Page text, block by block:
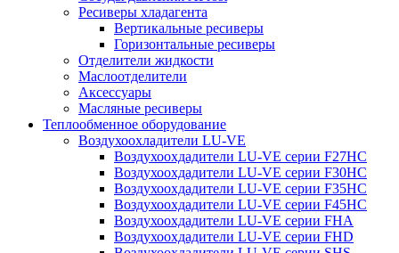
Ресиверы хладагента
Вертикальные ресиверы
Горизонтальные ресиверы
Отделители жидкости
Маслоотделители
Аксессуары
Масляные ресиверы
Теплообменное оборудование
Воздухоохладители LU-VE
Воздухоохдадители LU-VE серии F27HC
Воздухоохдадители LU-VE серии F30HC
Воздухоохдадители LU-VE серии F35HC
Воздухоохдадители LU-VE серии F45HC
Воздухоохдадители LU-VE серии FHA
Воздухоохдадители LU-VE серии FHD